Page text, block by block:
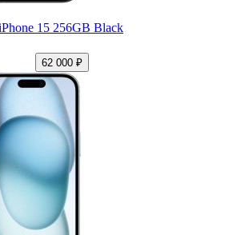
15 256GB Black
62 000 ₽